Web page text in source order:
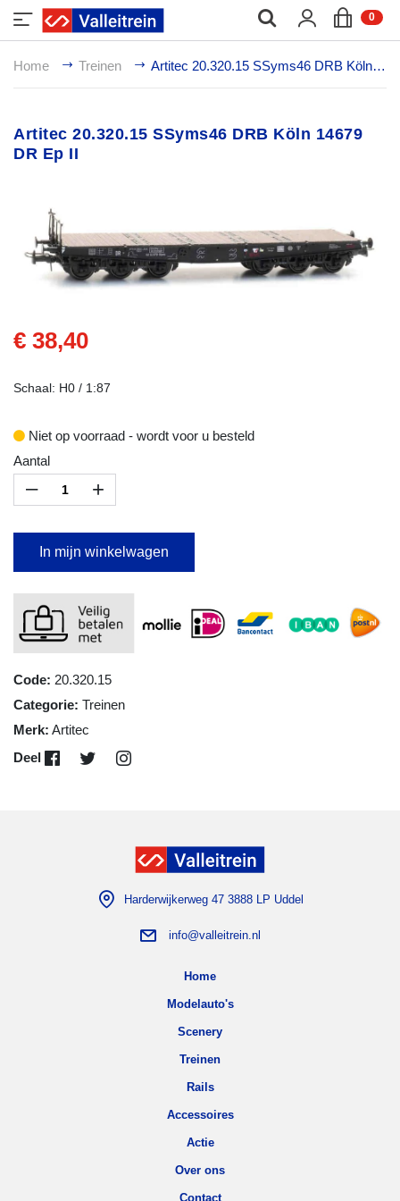
0;
Home Treinen Artitec 20.320.15 SSyms46 DRB Köln 14679 DR Ep II
Artitec 20.320.15 SSyms46 DRB Köln 14679
DR Ep II
€ 38,40
Schaal: H0 / 1:87
Niet op voorraad - wordt voor u besteld
Aantal
– +
In mijn winkelwagen
Code: 20.320.15
Categorie: Treinen
Merk: Artitec
Deel
Harderwijkerweg 47 3888 LP Uddel
info@valleitrein.nl
Home
Modelauto's
Scenery
Treinen
Rails
Accessoires
Actie
Over ons
Contact